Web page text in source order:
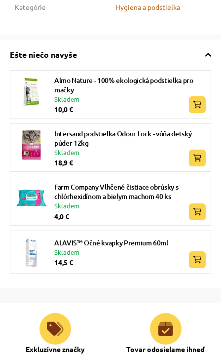
Kategórie Hygiena a podstielka
Ešte niečo navyše
Almo Nature - 100% ekologická podstielka pro
mačky
Skladem
10,0 €
Intersand podstielka Odour Lock - vôňa detský
púder 12kg
Skladem
18,9 €
Farm Company Vlhčené čistiace obrúsky s
chlórhexidínom a bielym machom 40 ks
Skladem
4,0 €
ALAVIS™ Očné kvapky Premium 60ml
Skladem
14,5 €
Exkluzívne značky Tovar odosielame ihneď